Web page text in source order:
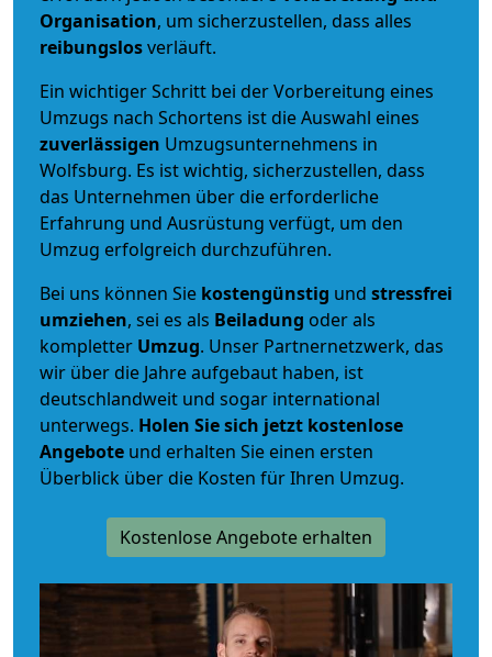
Organisation, um sicherzustellen, dass alles
reibungslosverläuft.
Ein wichtiger Schritt bei der Vorbereitung eines
Umzugs nach Schortens ist die Auswahl eines
zuverlässigen Umzugsunternehmens in
Wolfsburg. Es ist wichtig, sicherzustellen, dass
das Unternehmen über die erforderliche
Erfahrung und Ausrüstung verfügt, um den
Umzug erfolgreich durchzuführen.
Bei uns können Sie kostengünstig und stressfrei
umziehen, sei es als Beiladung oder als
kompletter Umzug. Unser Partnernetzwerk, das
wir über die Jahre aufgebaut haben, ist
deutschlandweit und sogar international
unterwegs. Holen Sie sich jetzt kostenlose
Angebote und erhalten Sie einen ersten
Überblick über die Kosten für Ihren Umzug.
Kostenlose Angebote erhalten